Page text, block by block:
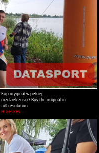
Kup oryginał w pełnej
rozdzielczości / Buy the original in
full resolution
HIGH-RES